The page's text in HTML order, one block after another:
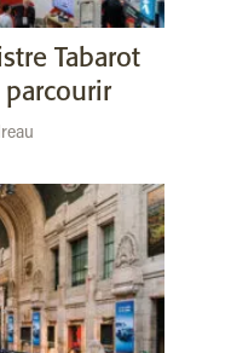
Tabarot